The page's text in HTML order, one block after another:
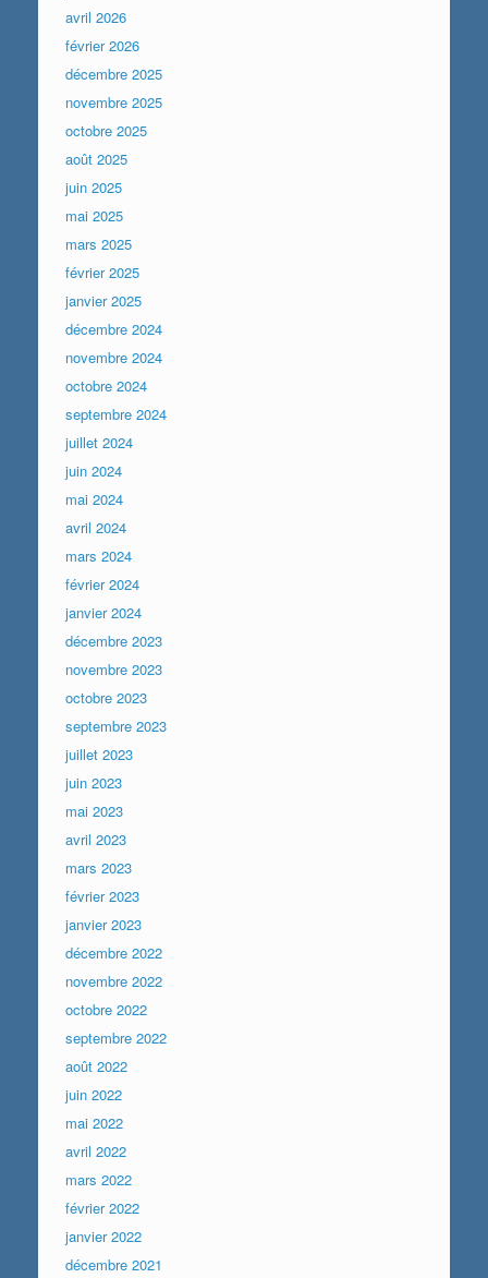
avril 2026
février 2026
décembre 2025
novembre 2025
octobre 2025
août 2025
juin 2025
mai 2025
mars 2025
février 2025
janvier 2025
décembre 2024
novembre 2024
octobre 2024
septembre 2024
juillet 2024
juin 2024
mai 2024
avril 2024
mars 2024
février 2024
janvier 2024
décembre 2023
novembre 2023
octobre 2023
septembre 2023
juillet 2023
juin 2023
mai 2023
avril 2023
mars 2023
février 2023
janvier 2023
décembre 2022
novembre 2022
octobre 2022
septembre 2022
août 2022
juin 2022
mai 2022
avril 2022
mars 2022
février 2022
janvier 2022
décembre 2021